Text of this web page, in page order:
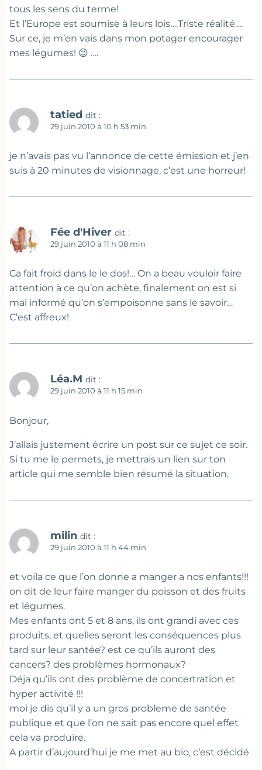
tous les sens du terme!
Et l’Europe est soumise à leurs lois….Triste réalité….
Sur ce, je m’en vais dans mon potager encourager
mes légumes! 😉 ….
tatied dit :
29 juin 2010 à 10 h 53 min
je n’avais pas vu l’annonce de cette émission et j’en
suis à 20 minutes de visionnage, c’est une horreur!
Fée d'Hiver dit :
29 juin 2010 à 11 h 08 min
Ca fait froid dans le le dos!… On a beau vouloir faire
attention à ce qu’on achète, finalement on est si
mal informé qu’on s’empoisonne sans le savoir…
C’est affreux!
Léa.M dit :
29 juin 2010 à 11 h 15 min
Bonjour,
J’allais justement écrire un post sur ce sujet ce soir.
Si tu me le permets, je mettrais un lien sur ton
article qui me semble bien résumé la situation.
milin dit :
29 juin 2010 à 11 h 44 min
et voila ce que l’on donne a manger a nos enfants!!!
on dit de leur faire manger du poisson et des fruits
et légumes.
Mes enfants ont 5 et 8 ans, ils ont grandi avec ces
produits, et quelles seront les conséquences plus
tard sur leur santée? est ce qu’ils auront des
cancers? des problèmes hormonaux?
Déja qu’ils ont des problème de concertration et
hyper activité !!!
moi je dis qu’il y a un gros probleme de santée
publique et que l’on ne sait pas encore quel effet
cela va produire.
A partir d’aujourd’hui je me met au bio, c’est décidé